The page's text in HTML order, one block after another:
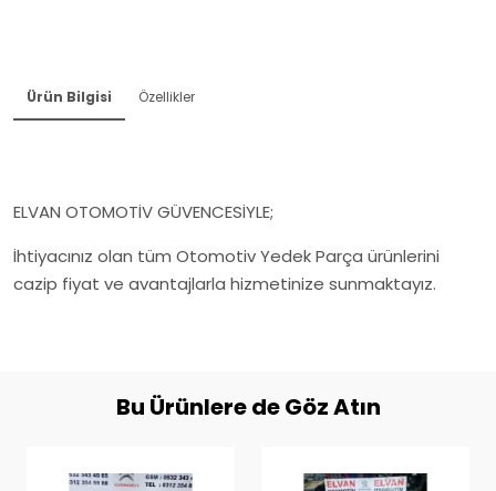
Ürün Bilgisi Özellikler
ELVAN OTOMOTİV GÜVENCESİYLE;
İhtiyacınız olan tüm Otomotiv Yedek Parça ürünlerini
cazip fiyat ve avantajlarla hizmetinize sunmaktayız.
Bu Ürünlere de Göz Atın